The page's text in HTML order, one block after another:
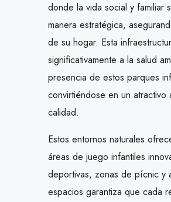
donde la vida social y familiar
manera estratégica,
de su hogar. Esta
significativamente a la salud
presencia de estos parques
convirtiéndose en un
calidad.
Estos entornos naturales
áreas de juego infantiles
deportivas, zonas de pícnic y
espacios garantiza que cada